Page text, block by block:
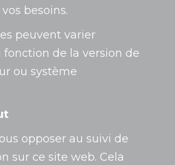
besoins.
peuvent varier
fonction de la version de
ou système
opposer au suivi de
sur ce site web. Cela